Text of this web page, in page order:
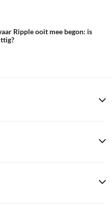
Ripple ooit mee begon: is